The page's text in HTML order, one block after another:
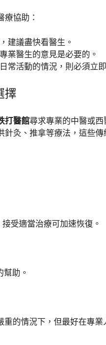
協助：
建議盡快看醫生。
業醫生的意見是必要的。
常活動的情況，則必須立
擇
打醫館尋求專業的中醫或
灸、推拿等療法，這些
受適當治療可加速恢復。
助。
的情況下，但最好在專業